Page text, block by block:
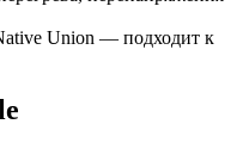
Union — подходит к